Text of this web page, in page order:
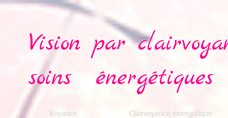
Vision par
soins énergétiques
Voyance Clairvoyance énergétique